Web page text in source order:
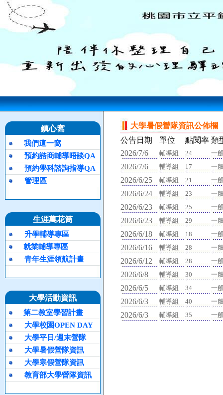
鎮心窩
我們這一窩
預約諮商輔導晤談QA
預約學科諮詢指導QA
管理區
生涯萬花筒
升學輔導專區
就業輔導專區
青年生涯領航計畫
大學活動資訊
第二教室學習計畫
大學校園OPEN DAY
大學平日/週末營隊
大學暑假營隊資訊
大學寒假營隊資訊
教育部大學營隊資訊
大學暑假營隊資訊公佈欄
公告日期
單位 點閱率 類
2026/7/6
輔導組 24 一
2026/7/6 輔導組 17 一
2026/6/25 輔導組 21 一
2026/6/24 輔導組 23 一
2026/6/23 輔導組 25 一
2026/6/23 輔導組 29 一
2026/6/18 輔導組 18 一
2026/6/16 輔導組 28 一
2026/6/12 輔導組 28 一
2026/6/8 輔導組 30 一
2026/6/5 輔導組 34 一
2026/6/3 輔導組 40 一
2026/6/3 輔導組 35 一